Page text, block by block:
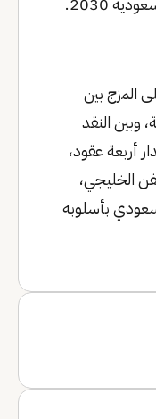
المزج بين
وبين النقد
أربعة عقود،
الخليجي،
بأسلوبه